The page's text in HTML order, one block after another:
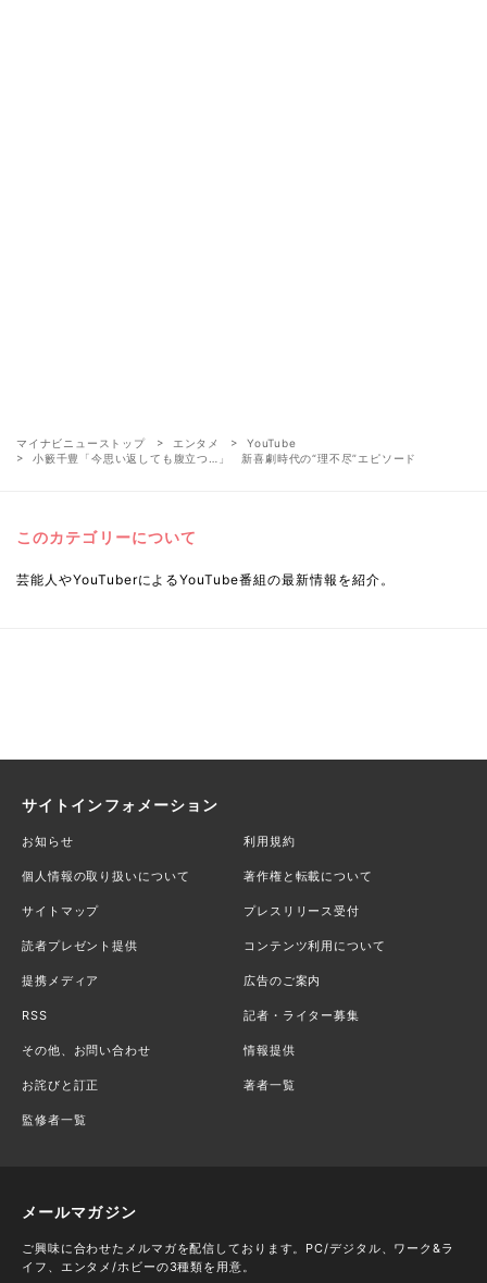
マイナビニューストップ エンタメ
YouTube
小籔千豊「今思い返しても腹立つ…」 新喜劇時代の“理不尽”エピソード
このカテゴリーについて
芸能人やYouTuberによるYouTube番組の最新情報を紹介。
サイトインフォメーション
お知らせ 利用規約
個人情報の取り扱いについて 著作権と転載について
サイトマップ プレスリリース受付
読者プレゼント提供 コンテンツ利用について
提携メディア 広告のご案内
RSS 記者・ライター募集
その他、お問い合わせ 情報提供
お詫びと訂正 著者一覧
監修者一覧
メールマガジン
ご興味に合わせたメルマガを配信しております。PC/デジタル、ワーク&ラ
イフ、エンタメ/ホビーの3種類を用意。